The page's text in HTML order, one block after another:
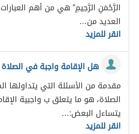
الرَّحْمَنِ الرَّحِيمِ” هي من أهم
العديد من…
انقر للمزيد
هل الإقامة واجبة في
مقدمة من الأسئلة التي
الصلاة، هو ما يتعلق ب واجبية
يتساءل البعض:…
انقر للمزيد